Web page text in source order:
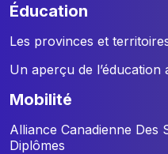
éducation
Les provinces et
Un aperçu de l’éducation
mobilité
Alliance Canadienne Des
Diplômes